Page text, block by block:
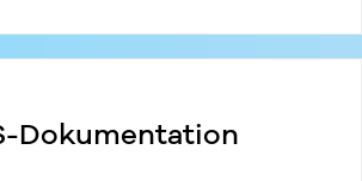
Dokumentation